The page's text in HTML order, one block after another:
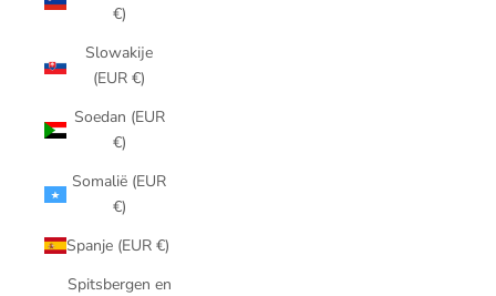
€)
Slowakije
(EUR €)
Soedan (EUR
€)
Somalië (EUR
€)
Spanje (EUR €)
Spitsbergen en